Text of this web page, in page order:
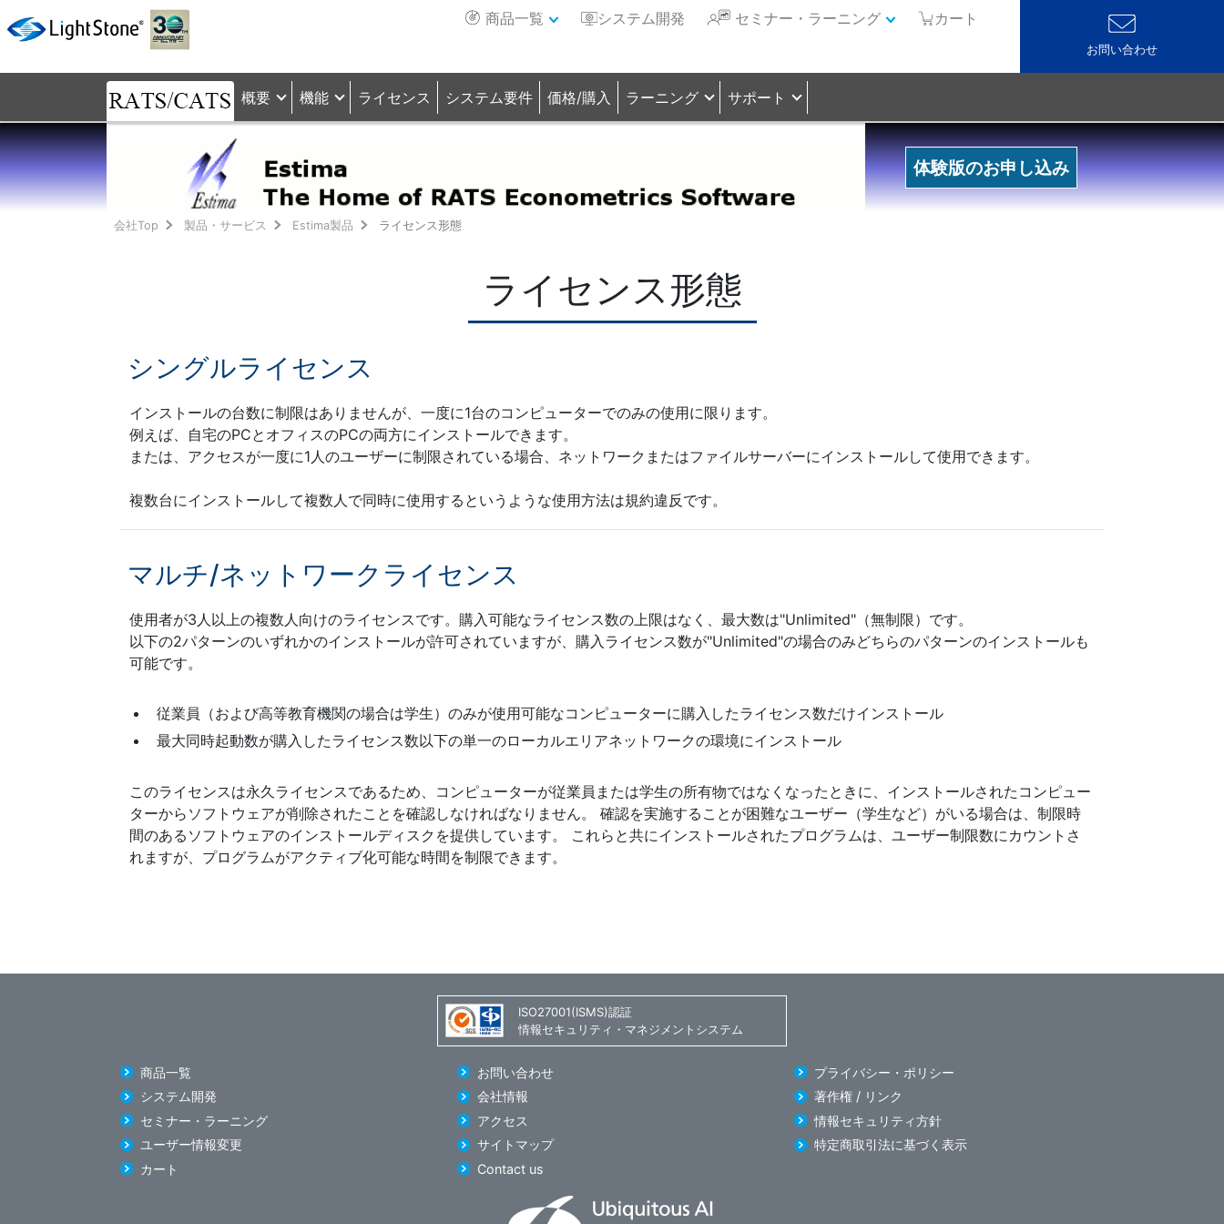
カート
セミナー・ラーニング
システム開発
商品一覧
お問い合わせ
概要 機能 ライセンス システム要件 価格/購入 ラーニング サポート
体験版のお申し込み
会社Top 製品・サービス Estima製品 ライセンス形態
ライセンス形態
シングルライセンス
インストールの台数に制限はありませんが、一度に1台のコンピューターでのみの使用に限ります。
例えば、自宅のPCとオフィスのPCの両方にインストールできます。
または、アクセスが一度に1人のユーザーに制限されている場合、ネットワークまたはファイルサーバーにインストールして使用できます。
複数台にインストールして複数人で同時に使用するというような使用方法は規約違反です。
マルチ/ネットワークライセンス
使用者が3人以上の複数人向けのライセンスです。購入可能なライセンス数の上限はなく、最大数は"Unlimited"（無制限）です。
以下の2パターンのいずれかのインストールが許可されていますが、購入ライセンス数が"Unlimited"の場合のみどちらのパターンのインストールも
可能です。
従業員（および高等教育機関の場合は学生）のみが使用可能なコンピューターに購入したライセンス数だけインストール
最大同時起動数が購入したライセンス数以下の単一のローカルエリアネットワークの環境にインストール
このライセンスは永久ライセンスであるため、コンピューターが従業員または学生の所有物ではなくなったときに、インストールされたコンピュー
ターからソフトウェアが削除されたことを確認しなければなりません。 確認を実施することが困難なユーザー（学生など）がいる場合は、制限時
間のあるソフトウェアのインストールディスクを提供しています。 これらと共にインストールされたプログラムは、ユーザー制限数にカウントさ
れますが、プログラムがアクティブ化可能な時間を制限できます。
ISO27001(ISMS)認証
情報セキュリティ・マネジメントシステム
商品一覧
システム開発
セミナー・ラーニング
ユーザー情報変更
カート
お問い合わせ
会社情報
アクセス
サイトマップ
Contact us
プライバシー・ポリシー
著作権 / リンク
情報セキュリティ方針
特定商取引法に基づく表示